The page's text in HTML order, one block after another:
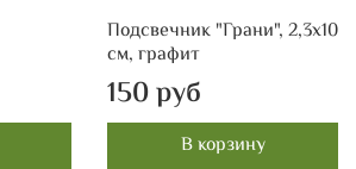
Подсвечник "Грани", 2,3х10
см, графит
150 руб
В корзину